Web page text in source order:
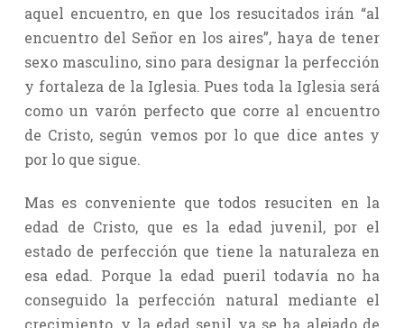
aquel encuentro, en que los resucitados irán “al
encuentro del Señor en los aires”, haya de tener
sexo masculino, sino para designar la perfección
y fortaleza de la Iglesia. Pues toda la Iglesia será
como un varón perfecto que corre al encuentro
de Cristo, según vemos por lo que dice antes y
por lo que sigue.
Mas es conveniente que todos resuciten en la
edad de Cristo, que es la edad juvenil, por el
estado de perfección que tiene la naturaleza en
esa edad. Porque la edad pueril todavía no ha
conseguido la perfección natural mediante el
crecimiento, y la edad senil ya se ha alejado de